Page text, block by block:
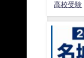
高校受験